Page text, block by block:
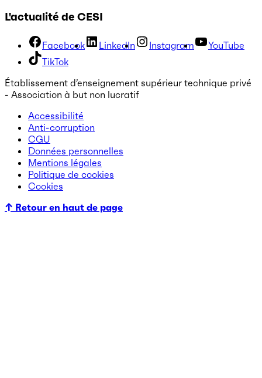
L'actualité de CESI
Facebook LinkedIn Instagram
YouTube
TikTok
Établissement d’enseignement supérieur technique privé
- Association à but non lucratif
Accessibilité
Anti-corruption
CGU
Données personnelles
Mentions légales
Politique de cookies
Cookies
↑ Retour en haut de page